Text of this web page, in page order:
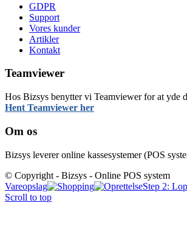
GDPR
Support
Vores kunder
Artikler
Kontakt
Teamviewer
Hos Bizsys benytter vi Teamviewer for at yde
Hent Teamviewer her
Om os
Bizsys leverer online kassesystemer (POS
© Copyright - Bizsys - Online POS system
Vareopslag
Step 2:
Scroll to top